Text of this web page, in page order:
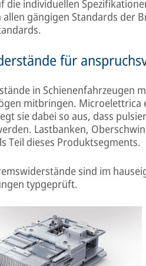
die individuellen
gängigen Standards der
für
in Schienenfahrzeugen
mitbringen. Microelettrica
sie dabei so aus, dass
Lastbanken,
Teil dieses Produktsegments.
sind im
typgeprüft.